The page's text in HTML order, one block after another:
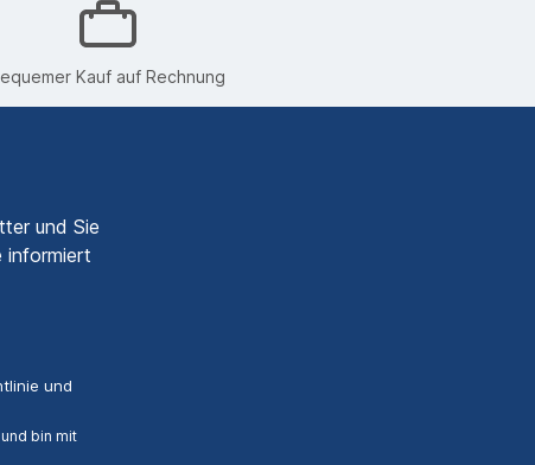
Kauf auf Rechnung
und Sie
informiert
und
bin mit